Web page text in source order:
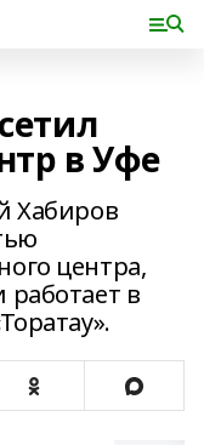
в Уфе
Хабиров
центра,
в